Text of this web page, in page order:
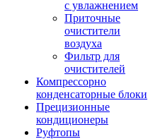
с увлажнением
Приточные
очистители
воздуха
Фильтр для
очистителей
Компрессорно
конденсаторные блоки
Прецизионные
кондиционеры
Руфтопы